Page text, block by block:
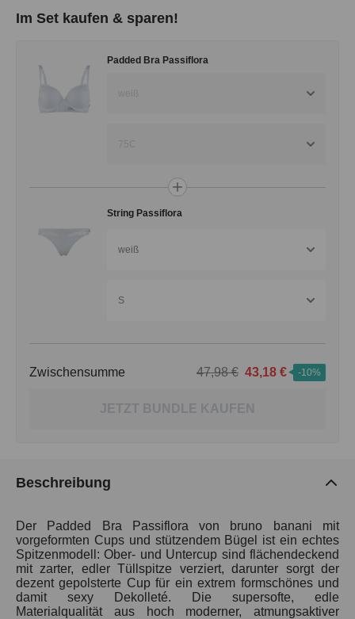
Im Set kaufen & sparen!
Padded Bra Passiflora
weiß
75C
String Passiflora
weiß
S
Zwischensumme 47,98 € 43,18 € -10%
JETZT BUNDLE KAUFEN
Beschreibung
Der Padded Bra Passiflora von bruno banani mit
vorgeformten Cups und stützendem Bügel ist ein echtes
Spitzenmodell: Ober- und Untercup sind flächendeckend
mit zarter, edler Tüllspitze verziert, darunter sorgt der
dezent gepolsterte Cup für ein extrem formschönes und
damit sexy Dekolleté. Die supersofte, edle
Materialqualität aus hoch moderner, atmungsaktiver